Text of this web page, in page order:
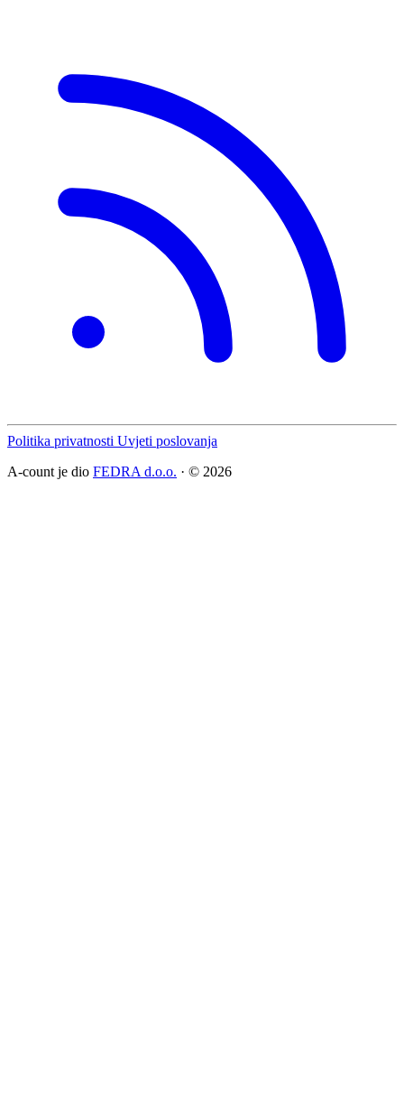
Politika privatnosti Uvjeti poslovanja
A-count je dio FEDRA d.o.o. · © 2026